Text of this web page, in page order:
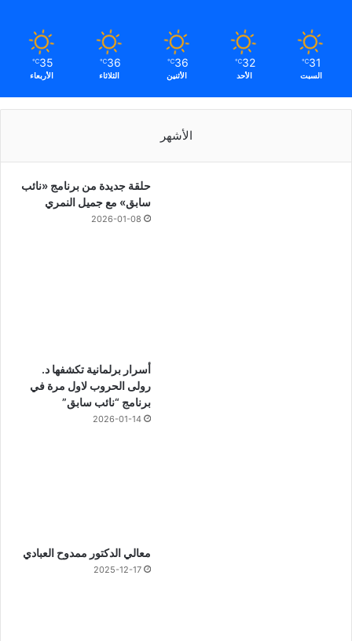
31
℃
السبت
32
℃
الأحد
36
℃
الأثنين
36
℃
الثلاثاء
35
℃
الأربعاء
الأشهر
حلقة جديدة من برنامج «نائب
سابق» مع جميل النمري
2026-01-08
أسرار برلمانية تكشفها د.
رولى الحروب لاول مرة في
برنامج “نائب سابق”
2026-01-14
معالي الدكتور ممدوح العبادي
2025-12-17